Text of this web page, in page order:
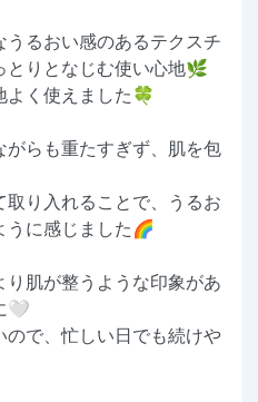
るおい感のあるテクスチ
とりとなじむ使い心地🌿
よく使えました🍀
がらも重たすぎず、肌を包
り入れることで、うるお
うに感じました🌈
肌が整うような印象があ
🤍
で、忙しい日でも続けや